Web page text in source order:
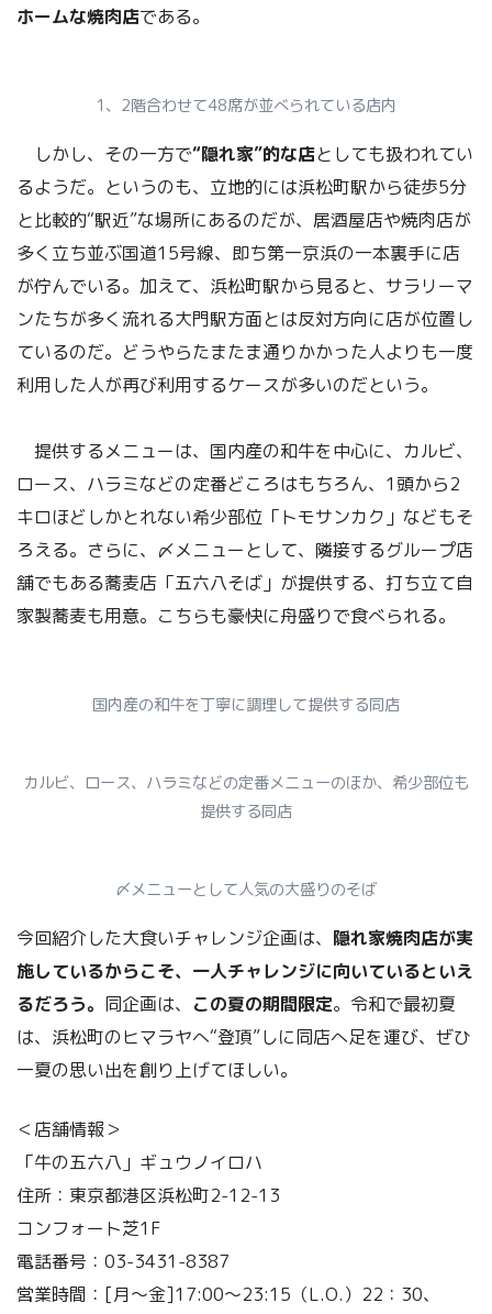
ホームな焼肉店である。
1、2階合わせて48席が並べられている店内
しかし、その一方で“隠れ家”的な店としても扱われてい
るようだ。というのも、立地的には浜松町駅から徒歩5分
と比較的“駅近”な場所にあるのだが、居酒屋店や焼肉店が
多く立ち並ぶ国道15号線、即ち第一京浜の一本裏手に店
が佇んでいる。加えて、浜松町駅から見ると、サラリーマ
ンたちが多く流れる大門駅方面とは反対方向に店が位置し
ているのだ。どうやらたまたま通りかかった人よりも一度
利用した人が再び利用するケースが多いのだという。
提供するメニューは、国内産の和牛を中心に、カルビ、
ロース、ハラミなどの定番どころはもちろん、1頭から2
キロほどしかとれない希少部位「トモサンカク」などもそ
ろえる。さらに、〆メニューとして、隣接するグループ店
舗でもある蕎麦店「五六八そば」が提供する、打ち立て自
家製蕎麦も用意。こちらも豪快に舟盛りで食べられる。
国内産の和牛を丁寧に調理して提供する同店
カルビ、ロース、ハラミなどの定番メニューのほか、希少部位も
提供する同店
〆メニューとして人気の大盛りのそば
今回紹介した大食いチャレンジ企画は、 隠れ家焼肉店が実
施しているからこそ、一人チャレンジに向いているといえ
るだろう。 同企画は、 この夏の期間限定。令和で最初夏
は、浜松町のヒマラヤへ“登頂”しに同店へ足を運び、ぜひ
一夏の思い出を創り上げてほしい。
＜店舗情報＞
「牛の五六八」ギュウノイロハ
住所：東京都港区浜松町2-12-13
コンフォート芝1F
電話番号：03-3431-8387
営業時間：[月～金]17:00〜23:15（L.O.）22：30、